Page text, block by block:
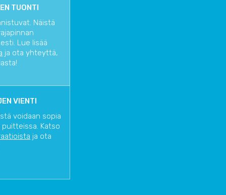
TUONTI
Näistä
Lue lisää
ja ota yhteyttä,
VIENTI
voidaan sopia
Katso
ja ota